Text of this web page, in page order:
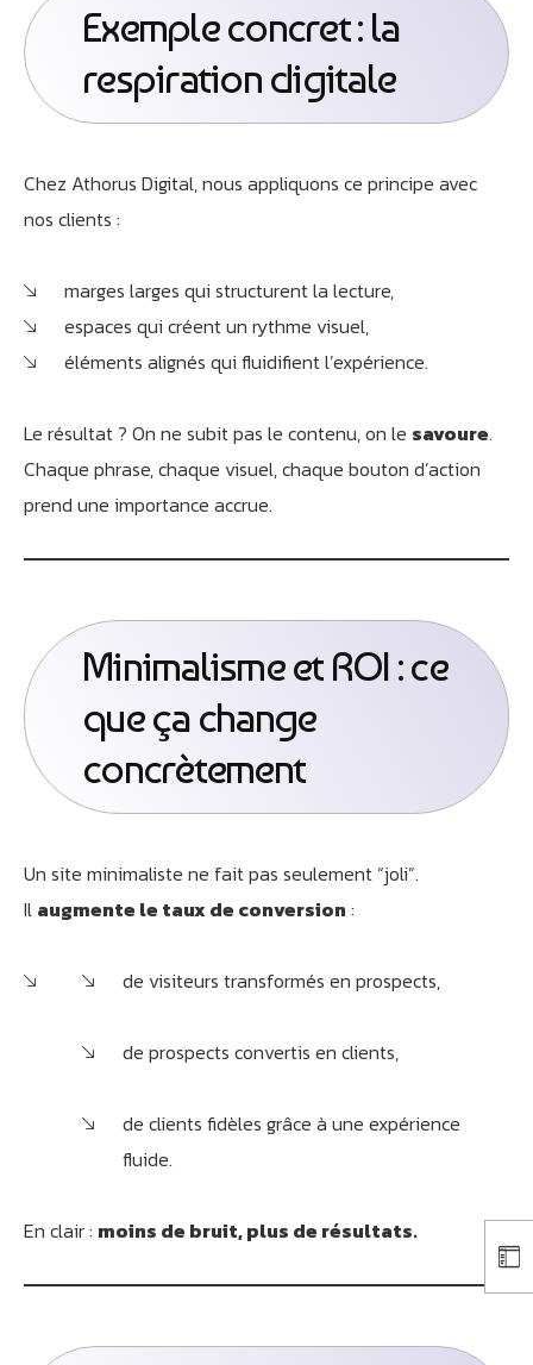
Exemple concret : la
respiration digitale
Chez Athorus Digital, nous appliquons ce principe avec
nos clients :
marges larges qui structurent la lecture,
espaces qui créent un rythme visuel,
éléments alignés qui fluidifient l’expérience.
Le résultat ? On ne subit pas le contenu, on le savoure.
Chaque phrase, chaque visuel, chaque bouton d’action
prend une importance accrue.
Minimalisme et ROI : ce
que ça change
concrètement
Un site minimaliste ne fait pas seulement “joli”.
Il augmente le taux de conversion :
de visiteurs transformés en prospects,
de prospects convertis en clients,
de clients fidèles grâce à une expérience
fluide.
En clair : moins de bruit, plus de résultats.